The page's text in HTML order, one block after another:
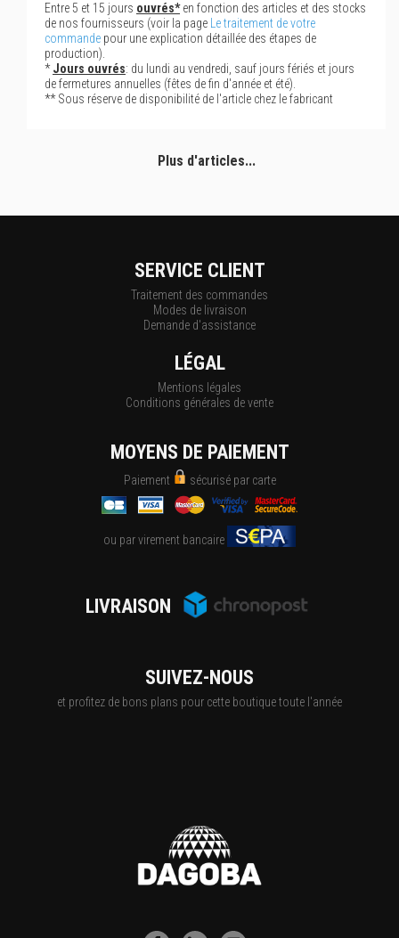
Entre 5 et 15 jours ouvrés*en fonction des articles et des stocks
de nos fournisseurs (voir la page
Le traitement de votre
commande pour une explication détaillée des étapes de
production).
*Jours ouvrés: du lundi au vendredi, sauf jours fériés et jours
de fermetures annuelles (fêtes de fin d'année et été).
** Sous réserve de disponibilité de l'article chez le fabricant
Plus d'articles...
SERVICE CLIENT
Traitement des commandes
Modes de livraison
Demande d'assistance
LÉGAL
Mentions légales
Conditions générales de vente
MOYENS DE PAIEMENT
Paiement sécurisé par carte
ou par virement bancaire
LIVRAISON
SUIVEZ-NOUS
et profitez de bons plans pour cette boutique toute l'année